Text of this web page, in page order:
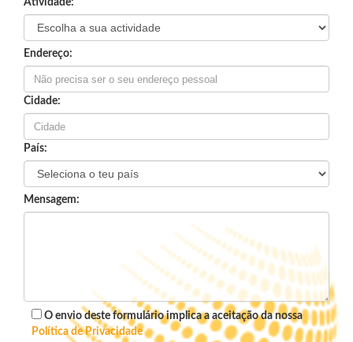
Atividade:
Endereço:
Cidade:
País:
Mensagem:
O envio deste formulário implica a aceitação da nossa
Política de Privacidade